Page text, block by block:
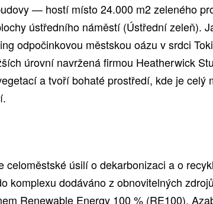
— hostí místo 24.000 m2 zeleného
ústředního náměstí (Ústřední zeleň).
odpočinkovou městskou oázu v srdci
úrovní navržená firmou Heatherwick
a tvoří bohaté prostředí, kde je celý
celoměstské úsilí o dekarbonizaci a o
komplexu dodáváno z obnovitelných
Renewable Energy 100 % (RE100).